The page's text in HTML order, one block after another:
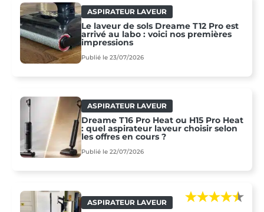
ASPIRATEUR LAVEUR
Le laveur de sols Dreame T12 Pro est
arrivé au labo : voici nos premières
impressions
Publié le 23/07/2026
ASPIRATEUR LAVEUR
Dreame T16 Pro Heat ou H15 Pro Heat
: quel aspirateur laveur choisir selon
les offres en cours ?
Publié le 22/07/2026
ASPIRATEUR LAVEUR